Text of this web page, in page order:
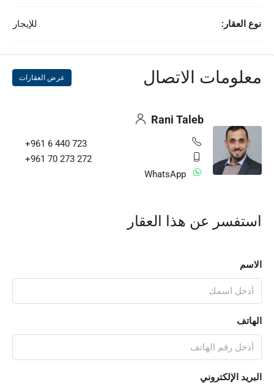
نوع العقار: للإيجار
معلومات الاتصال عرض العقارات
Rani Taleb
+961 6 440 723
+961 70 273 272
WhatsApp
استفسر عن هذا العقار
الاسم
الهاتف
البريد الإلكتروني